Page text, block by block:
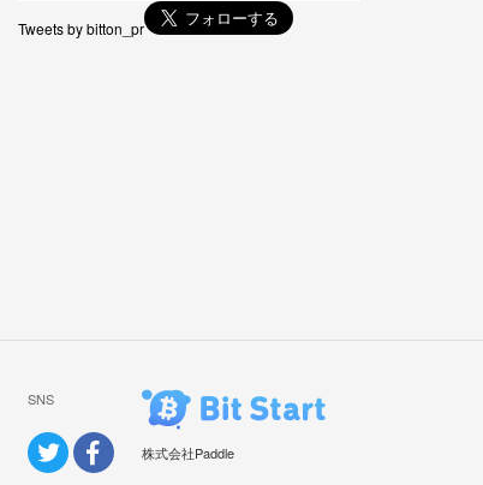
Tweets by bitton_pr
SNS
株式会社Paddle